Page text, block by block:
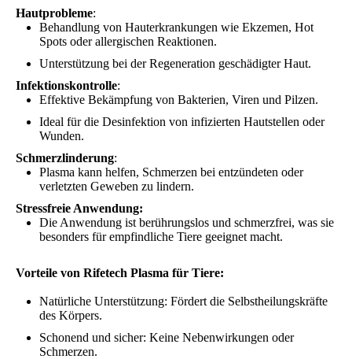
Hautprobleme:
Behandlung von Hauterkrankungen wie Ekzemen, Hot
Spots oder allergischen Reaktionen.
Unterstützung bei der Regeneration geschädigter Haut.
Infektionskontrolle:
Effektive Bekämpfung von Bakterien, Viren und Pilzen.
Ideal für die Desinfektion von infizierten Hautstellen oder
Wunden.
Schmerzlinderung:
Plasma kann helfen, Schmerzen bei entzündeten oder
verletzten Geweben zu lindern.
Stressfreie Anwendung:
Die Anwendung ist berührungslos und schmerzfrei, was sie
besonders für empfindliche Tiere geeignet macht.
Vorteile von Rifetech Plasma für Tiere:
Natürliche Unterstützung: Fördert die Selbstheilungskräfte
des Körpers.
Schonend und sicher: Keine Nebenwirkungen oder
Schmerzen.